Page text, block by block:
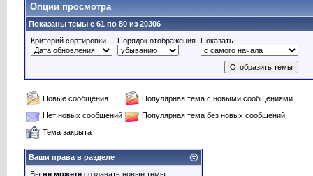
Опции просмотра
Показаны темы с 61 по 80 из 20306
Критерий сортировки
Порядок отображения Показать
Новые сообщения
Популярная тема с новыми сообщениями
Нет новых сообщений
Популярная тема без новых сообщений
Тема закрыта
Ваши права в разделе
Вы не можете создавать новые темы